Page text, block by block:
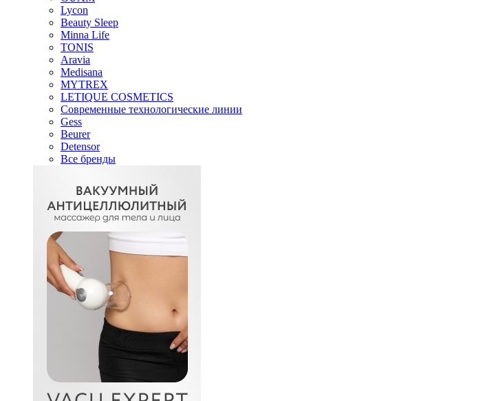
Lycon
Beauty Sleep
Minna Life
TONIS
Aravia
Medisana
MYTREX
LETIQUE COSMETICS
Современные технологические линии
Gess
Beurer
Detensor
Все бренды